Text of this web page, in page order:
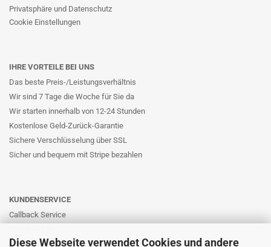
Diese Webseite verwendet Cookies und andere
Privatsphäre und Datenschutz
Cookie Einstellungen
IHRE VORTEILE BEI UNS
Das beste Preis-/Leistungsverhältnis
Wir sind 7 Tage die Woche für Sie da
Wir starten innerhalb von 12-24 Stunden
Kostenlose Geld-Zurück-Garantie
Sichere Verschlüsselung über SSL
Sicher und bequem mit Stripe bezahlen
KUNDENSERVICE
Callback Service
Kontaktformular